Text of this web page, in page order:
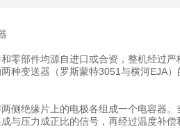
零部件均源自进口或合资，整机经过
种变送器（罗斯蒙特3051与横河EJA
侧绝缘片上的电极各组成一个电容器
与压力成正比的信号，再经过温度补偿